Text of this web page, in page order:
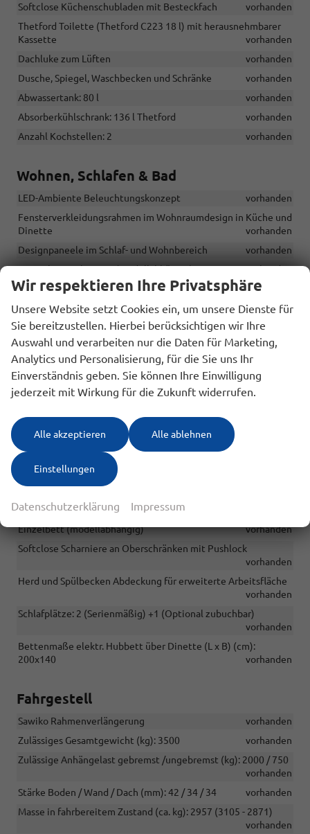
Softclose Küchenschubladen mit Besteckfach
vorhanden
Thetford Toilette (Thetford C223 18 l) mit herausnehmbarer
Kassette
vorhanden
Dachluke zum Lüften
vorhanden
Dusche, Spiegel, Waschbecken und Schränke
vorhanden
Abwassertank: 80 l
vorhanden
Absorberkühlschrank: 136 l Thetford
vorhanden
Anzahl Kochstellen: 2
vorhanden
Wohnen, Schlafen & Bad
LED-Ambiente Beleuchtungskonzept
vorhanden
Fensterverkleidungsrahmen im Wohnraumdesign in Küche und
Dinette
vorhanden
Designpaneele im Schlaf- und Wohnbereich
vorhanden
Spiegel im Wohnraum (modellabhängig)
vorhanden
Tischplatte in Dinette verstellbar
vorhanden
Dinettensitzfläche erweiterbar mit T-Stück inkl. Sitzpolster
(modellabhängig L-Dinette)
vorhanden
Einstiegshilfe / Haltegriff im Eingangsbereich
vorhanden
Dinettenpolster abziehbar (mit Reißverschluss)
vorhanden
Kopfstützen abnehmbar
vorhanden
Dometic Rahmenfenster mit Remis Verdunkelungsrollos und
Dachfenster mit Verdunkelung und Moskitonetz
Lattenroste bei den Betten inkl. Ausfallschutz ( Netz )
Komfortable Ergonomie Matratzen, atmungsaktiv mit Stretch-
Ausziehbare Kleiderstange im Kleiderschrank unter dem
Einzelbett (modellabhängig)
vorhanden
Softclose Scharniere an Oberschränken mit Pushlock
vorhanden
Herd und Spülbecken Abdeckung für erweiterte Arbeitsfläche
vorhanden
Schlafplätze: 2 (Serienmäßig) +1 (Optional zubuchbar)
vorhanden
Bettenmaße elektr. Hubbett über Dinette (L x B) (cm):
200x140
vorhanden
Fahrgestell
Sawiko Rahmenverlängerung
vorhanden
Zulässiges Gesamtgewicht (kg): 3500
vorhanden
Zulässige Anhängelast gebremst /ungebremst (kg): 2000 / 750
vorhanden
Stärke Boden / Wand / Dach (mm): 42 / 34 / 34
vorhanden
Masse in fahrbereitem Zustand (ca. kg): 2957 (3105 - 2871)
vorhanden
Wir respektieren Ihre Privatsphäre
Unsere Website setzt Cookies ein, um unsere Dienste für
Sie bereitzustellen. Hierbei berücksichtigen wir Ihre
Auswahl und verarbeiten nur die Daten für Marketing,
Analytics und Personalisierung, für die Sie uns Ihr
Einverständnis geben. Sie können Ihre Einwilligung
jederzeit mit Wirkung für die Zukunft widerrufen.
Alle akzeptieren Alle ablehnen
Einstellungen
Datenschutzerklärung Impressum